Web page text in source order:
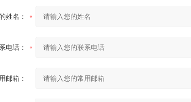
姓名：
电话：
邮箱：